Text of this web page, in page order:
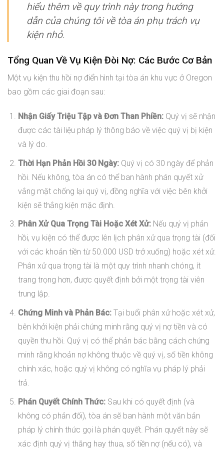
hiểu thêm về quy trình này trong hướng
dẫn của chúng tôi về tòa án phụ trách vụ
kiện nhỏ.
Tổng Quan Về Vụ Kiện Đòi Nợ: Các Bước Cơ Bản
Một vụ kiện thu hồi nợ điển hình tại tòa án khu vực ở Oregon
bao gồm các giai đoạn sau:
Nhận Giấy Triệu Tập và Đơn Than Phiền:Quý vị sẽ nhận
được các tài liệu pháp lý thông báo về việc quý vị bị kiện
và lý do.
Thời Hạn Phản Hồi 30 Ngày:Quý vị có 30 ngày để phản
hồi. Nếu không, tòa án có thể ban hành phán quyết xử
vắng mặt chống lại quý vị, đồng nghĩa với việc bên khởi
kiện sẽ thắng kiện mặc định.
Phân Xử Qua Trọng Tài Hoặc Xét Xử:Nếu quý vị phản
hồi, vụ kiện có thể được lên lịch phân xử qua trọng tài (đối
với các khoản tiền từ 50.000 USD trở xuống) hoặc xét xử.
Phân xử qua trọng tài là một quy trình nhanh chóng, ít
trang trọng hơn, được quyết định bởi một trọng tài viên
trung lập.
Chứng Minh và Phản Bác:Tại buổi phân xử hoặc xét xử,
bên khởi kiện phải chứng minh rằng quý vị nợ tiền và có
quyền thu hồi. Quý vị có thể phản bác bằng cách chứng
minh rằng khoản nợ không thuộc về quý vị, số tiền không
chính xác, hoặc quý vị không có nghĩa vụ pháp lý phải
trả.
Phán Quyết Chính Thức:Sau khi có quyết định (và
không có phản đối), tòa án sẽ ban hành một văn bản
pháp lý chính thức gọi là phán quyết. Phán quyết này sẽ
xác định quý vị thắng hay thua, số tiền nợ (nếu có), và